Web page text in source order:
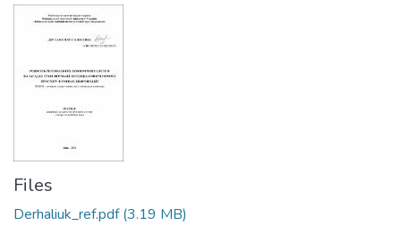
Files
Derhaliuk_ref.pdf(3.19 MB)